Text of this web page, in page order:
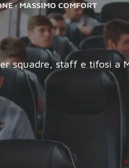
· MASSIMO COMFORT
squadre, staff e tifosi a